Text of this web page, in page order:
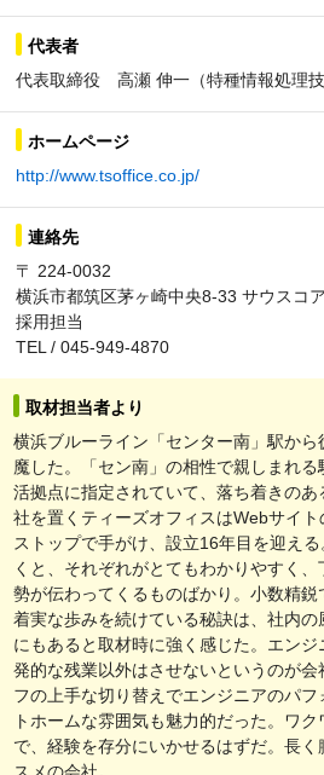
代表者
代表取締役 高瀬 伸一（特種情報処理技
ホームページ
http://www.tsoffice.co.jp/
連絡先
〒 224-0032
横浜市都筑区茅ヶ崎中央8-33 サウスコ
採用担当
TEL / 045-949-4870
取材担当者より
横浜ブルーライン「センター南」駅か
魔した。「セン南」の相性で親しまれ
活拠点に指定されていて、落ち着きの
社を置くティーズオフィスはWebサイ
ストップで手がけ、設立16年目を迎え
くと、それぞれがとてもわかりやすく
勢が伝わってくるものばかり。小数精
着実な歩みを続けている秘訣は、社内
にもあると取材時に強く感じた。エン
発的な残業以外はさせないというのが
フの上手な切り替えでエンジニアのパ
トホームな雰囲気も魅力的だった。ワ
で、経験を存分にいかせるはずだ。長
スメの会社。